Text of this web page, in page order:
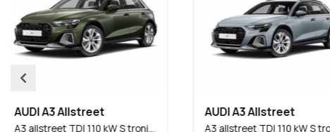
AUDI A3 Allstreet AUDI A3 Allstreet